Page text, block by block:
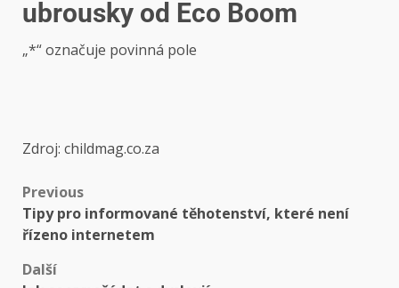
ubrousky od Eco Boom
„*“ označuje povinná pole
Zdroj: childmag.co.za
Previous
Tipy pro informované těhotenství, které není
řízeno internetem
Další